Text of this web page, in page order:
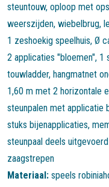
steuntouw, oploop met
weerszijden, wiebelbrug,
1 zeshoekig speelhuis, Ø
2 applicaties "bloemen", 1
touwladder, hangmatnet
1,60 m met 2 horizontale
steunpalen met applicatie
stuks bijenapplicaties,
steunpaal deels
zaagstrepen
Materiaal: speels